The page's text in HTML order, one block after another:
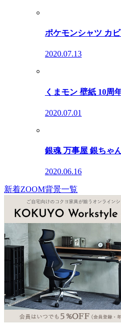
ポケモンシャツ カ
2020.07.13
くまモン 壁紙 10周
2020.07.01
銀魂 万事屋 銀ちゃ
2020.06.16
新着ZOOM背景一覧